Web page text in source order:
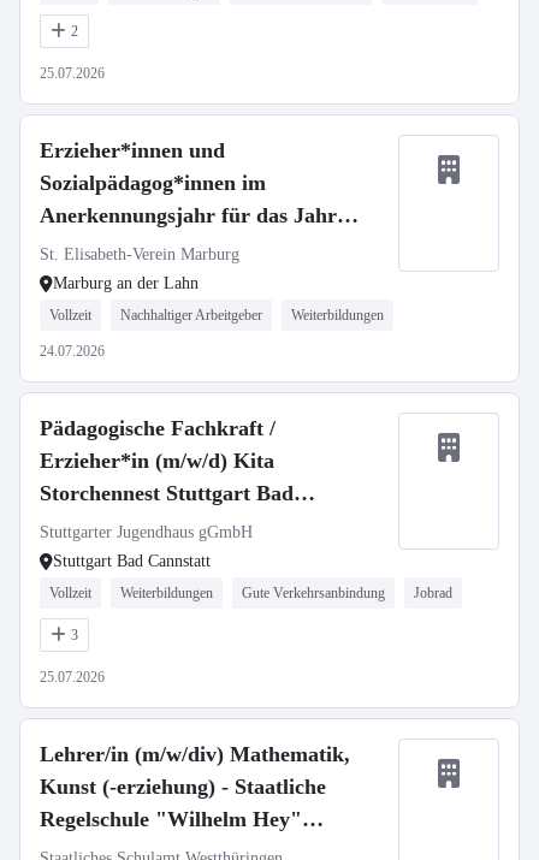
2
25.07.2026
Erzieher*innen und
Sozialpädagog*innen im
Anerkennungsjahr für das Jahr
2026/2027
St. Elisabeth-Verein Marburg
Marburg an der Lahn
Vollzeit Nachhaltiger Arbeitgeber Weiterbildungen
24.07.2026
Pädagogische Fachkraft /
Erzieher*in (m/w/d) Kita
Storchennest Stuttgart Bad
Cannstatt
Stuttgarter Jugendhaus gGmbH
Stuttgart Bad Cannstatt
Vollzeit Weiterbildungen Gute Verkehrsanbindung Jobrad
3
25.07.2026
Lehrer/in (m/w/div) Mathematik,
Kunst (-erziehung) - Staatliche
Regelschule "Wilhelm Hey"
Ichtershausen